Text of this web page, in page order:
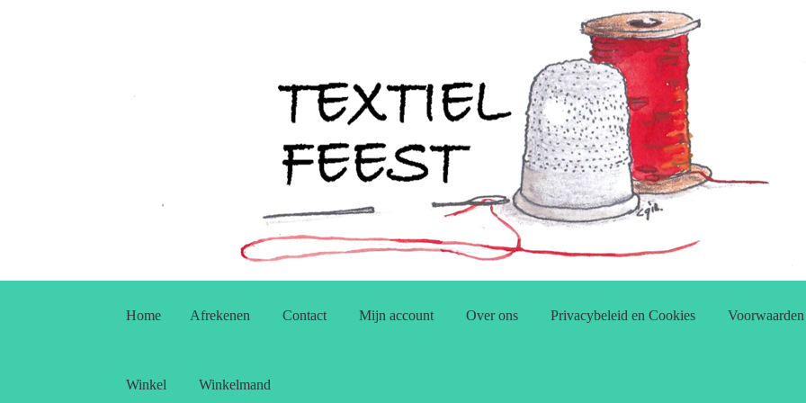
door
naar
Home Afrekenen Contact Mijn account Over ons Privacybeleid en Cookies Voorwaarden
Winkel Winkelmand